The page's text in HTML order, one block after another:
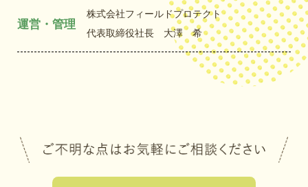
運営・管理
株式会社フィールドプロテクト
代表取締役社長 大澤 希